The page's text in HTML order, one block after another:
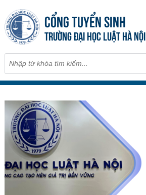
CỔNG TUYỂN SINH
TRƯỜNG ĐẠI HỌC LUẬT HÀ NỘI